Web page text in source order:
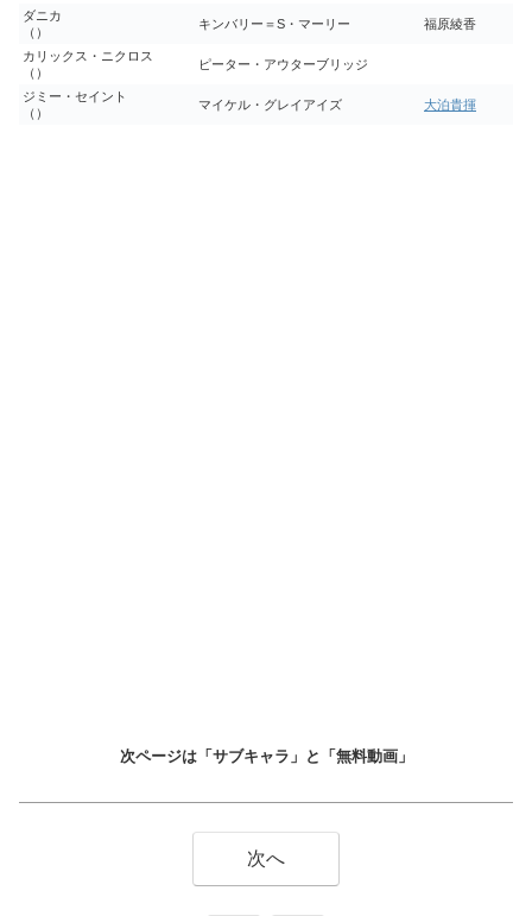
ダニカ
（）
キンバリー＝S・マーリー 福原綾香
カリックス・ニクロス
（）
ピーター・アウターブリッジ
ジミー・セイント
（）
マイケル・グレイアイズ 大泊貴揮
次ページは「サブキャラ」と「無料動画」
次へ